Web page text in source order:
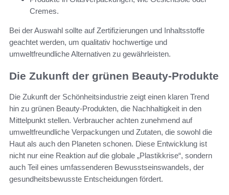
Cremes.
Bei der Auswahl sollte auf Zertifizierungen und Inhaltsstoffe
geachtet werden, um qualitativ hochwertige und
umweltfreundliche Alternativen zu gewährleisten.
Die Zukunft der grünen Beauty-Produkte
Die Zukunft der Schönheitsindustrie zeigt einen klaren Trend
hin zu grünen Beauty-Produkten, die Nachhaltigkeit in den
Mittelpunkt stellen. Verbraucher achten zunehmend auf
umweltfreundliche Verpackungen und Zutaten, die sowohl die
Haut als auch den Planeten schonen. Diese Entwicklung ist
nicht nur eine Reaktion auf die globale „Plastikkrise“, sondern
auch Teil eines umfassenderen Bewusstseinswandels, der
gesundheitsbewusste Entscheidungen fördert.